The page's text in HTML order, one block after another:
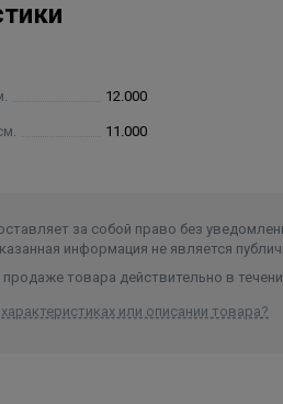
работы не ограничено
мм
г
подключаемых
12.000
11.000
за собой право без
информация не является
товара действительно в
или описании товара?